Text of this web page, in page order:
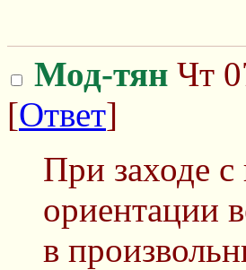
Мод-тян Чт
[Ответ]
При заходе с
ориентации
в